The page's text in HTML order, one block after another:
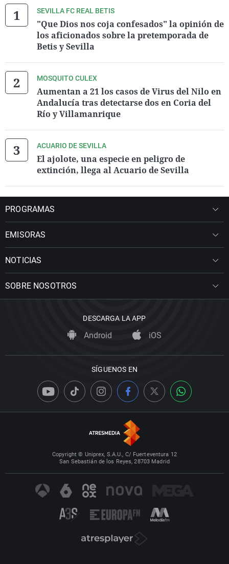
SEVILLA FC REAL BETIS
"Que Dios nos coja confesados" la opinión de
los aficionados sobre la pretemporada de
Betis y Sevilla
MOSQUITO CULEX
Aumentan a 21 los casos de Virus del Nilo en
Andalucía tras detectarse dos en Coria del
Río y Villamanrique
ACUARIO DE SEVILLA
El ajolote, una especie en peligro de
extinción, llega al Acuario de Sevilla
PROGRAMAS
EMISORAS
NOTICIAS
SOBRE NOSOTROS
DESCARGA LA APP
Android iOS
SÍGUENOS EN
Copyright © Uniprex, S.A.U., C/ Fuerteventura 12
San Sebastián de los Reyes, 28703 Madrid